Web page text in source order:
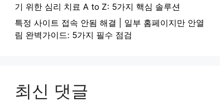
기 위한 심리 치료 A to Z: 5가지 핵심 솔루션
특정 사이트 접속 안됨 해결 | 일부 홈페이지만 안열
림 완벽가이드: 5가지 필수 점검
최신 댓글